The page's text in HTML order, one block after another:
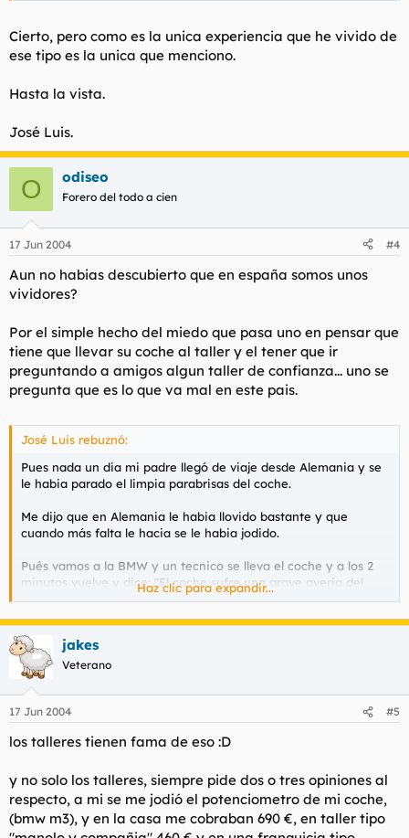
Cierto, pero como es la unica experiencia que he vivido de
ese tipo es la unica que menciono.
Hasta la vista.
José Luis.
O odiseo
Forero del todo a cien
17 Jun 2004 #4
Aun no habias descubierto que en españa somos unos
vividores?
Por el simple hecho del miedo que pasa uno en pensar que
tiene que llevar su coche al taller y el tener que ir
preguntando a amigos algun taller de confianza... uno se
pregunta que es lo que va mal en este pais.
José Luis rebuznó:
Pues nada un dia mi padre llegó de viaje desde Alemania y se
le habia parado el limpia parabrisas del coche.
Me dijo que en Alemania le habia llovido bastante y que
cuando más falta le hacia se le habia jodido.
Pués vamos a la BMW y un tecnico se lleva el coche y a los 2
minutos vuelve y dice: "El coche sufre una grave averia del
sistema electrico, tendran que dejarlo aquí por lo menos dos
Mi padre le dice al tio que como no parece que vaya a llover
en estos dias que ya dejará para otro día lo del arreglo.
Ese mismo dia por la tarde me dá la picada de comprobar uno
por uno el mogollón de fusibles que tiene el coche y me
Y ahora digo yo, ¿que hubiese pasado si lo hubiesemos dejado
arreglando?.
Haz clic para expandir...
jakes
Veterano
17 Jun 2004 #5
los talleres tienen fama de eso :D
y no solo los talleres, siempre pide dos o tres opiniones al
respecto, a mi se me jodió el potenciometro de mi coche,
(bmw m3), y en la casa me cobraban 690 €, en taller tipo